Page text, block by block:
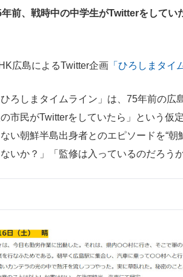
年前、戦時中の中学生がTwitterをしてい
広島によるTwitter企画 「ひろしまタイ
ろしまタイムライン」は、75年前の広
市民がTwitterをしていたら」という仮
い朝鮮半島出身者とのエピソードを“
いか？」「監修は入っているのだろう